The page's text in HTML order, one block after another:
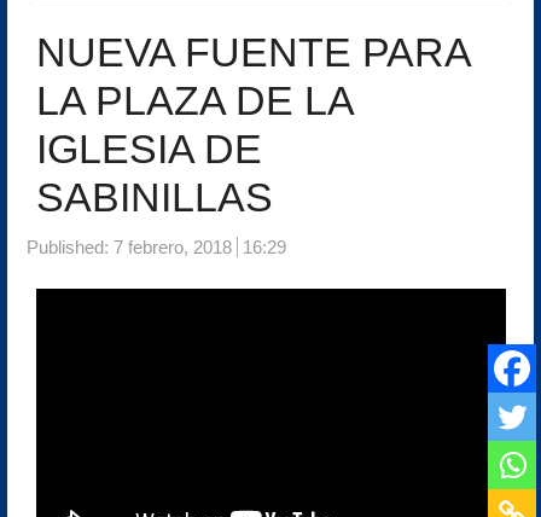
NUEVA FUENTE PARA
LA PLAZA DE LA
IGLESIA DE
SABINILLAS
Published: 7 febrero, 2018 16:29